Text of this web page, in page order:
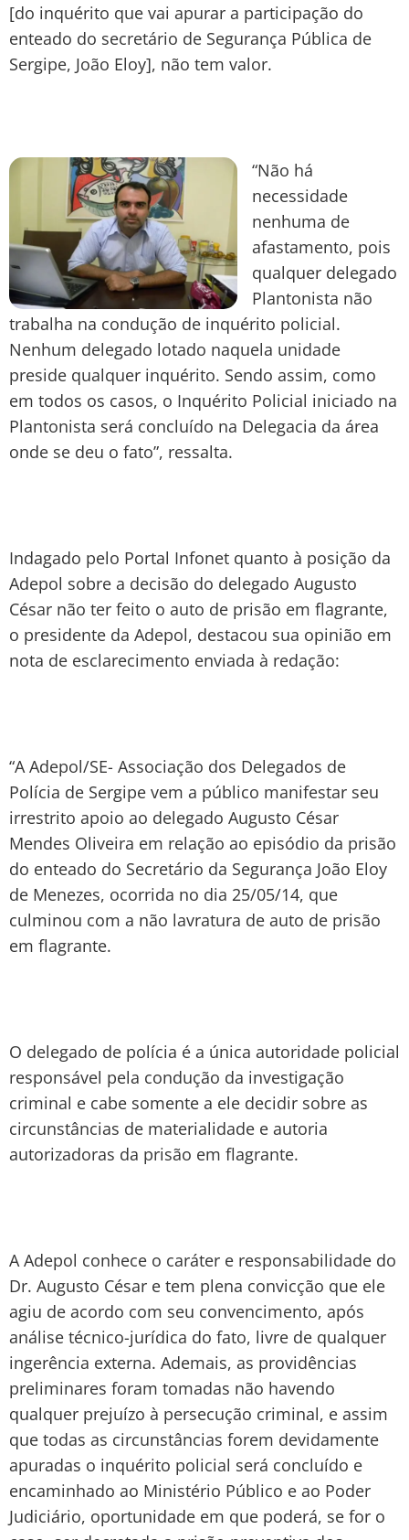
[do inquérito que vai apurar a participação do
enteado do secretário de Segurança Pública de
Sergipe, João Eloy], não tem valor.
“Não há
necessidade
nenhuma de
afastamento, pois
qualquer delegado
Plantonista não
trabalha na condução de inquérito policial.
Nenhum delegado lotado naquela unidade
preside qualquer inquérito. Sendo assim, como
em todos os casos, o Inquérito Policial iniciado na
Plantonista será concluído na Delegacia da área
onde se deu o fato”, ressalta.
Indagado pelo Portal Infonet quanto à posição da
Adepol sobre a decisão do delegado Augusto
César não ter feito o auto de prisão em flagrante,
o presidente da Adepol, destacou sua opinião em
nota de esclarecimento enviada à redação:
“A Adepol/SE- Associação dos Delegados de
Polícia de Sergipe vem a público manifestar seu
irrestrito apoio ao delegado Augusto César
Mendes Oliveira em relação ao episódio da prisão
do enteado do Secretário da Segurança João Eloy
de Menezes, ocorrida no dia 25/05/14, que
culminou com a não lavratura de auto de prisão
em flagrante.
O delegado de polícia é a única autoridade policial
responsável pela condução da investigação
criminal e cabe somente a ele decidir sobre as
circunstâncias de materialidade e autoria
autorizadoras da prisão em flagrante.
A Adepol conhece o caráter e responsabilidade do
Dr. Augusto César e tem plena convicção que ele
agiu de acordo com seu convencimento, após
análise técnico-jurídica do fato, livre de qualquer
ingerência externa. Ademais, as providências
preliminares foram tomadas não havendo
qualquer prejuízo à persecução criminal, e assim
que todas as circunstâncias forem devidamente
apuradas o inquérito policial será concluído e
encaminhado ao Ministério Público e ao Poder
Judiciário, oportunidade em que poderá, se for o